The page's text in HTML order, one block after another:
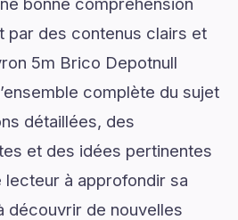
par des contenus clairs et
5m Brico Depotnull
complète du sujet
détaillées, des
et des idées pertinentes
lecteur à approfondir sa
découvrir de nouvelles